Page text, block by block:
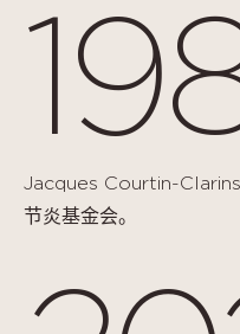
Jacques Courtin-
节炎基金会。